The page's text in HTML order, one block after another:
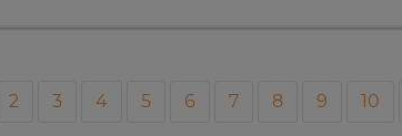
2 3 4 5 6 7 8 9 10